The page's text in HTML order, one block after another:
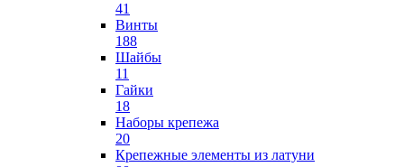
41
Винты
188
Шайбы
11
Гайки
18
Наборы крепежа
20
Крепежные элементы из латуни